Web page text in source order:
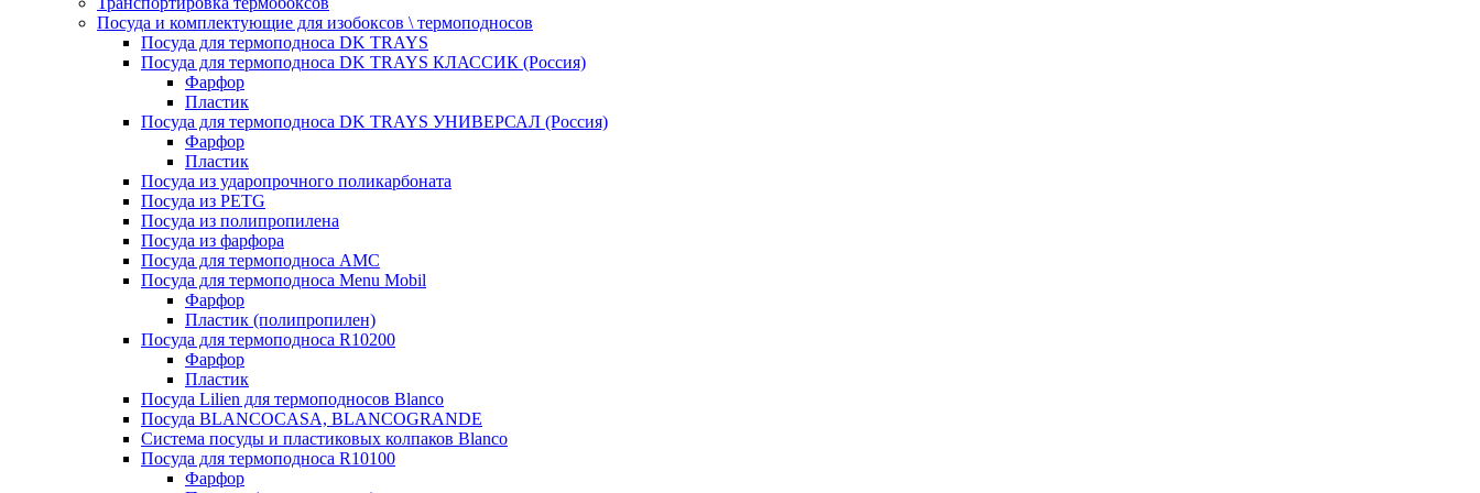
Посуда и комплектующие для изобоксов \ термоподносов
Посуда для термоподноса DK TRAYS
Посуда для термоподноса DK TRAYS КЛАССИК (Россия)
Фарфор
Пластик
Посуда для термоподноса DK TRAYS УНИВЕРСАЛ (Россия)
Фарфор
Пластик
Посуда из ударопрочного поликарбоната
Посуда из PETG
Посуда из полипропилена
Посуда из фарфора
Посуда для термоподноса AMC
Посуда для термоподноса Menu Mobil
Фарфор
Пластик (полипропилен)
Посуда для термоподноса R10200
Фарфор
Пластик
Посуда Lilien для термоподносов Blanco
Посуда BLANCOCASA, BLANCOGRANDE
Система посуды и пластиковых колпаков Blanco
Посуда для термоподноса R10100
Фарфор